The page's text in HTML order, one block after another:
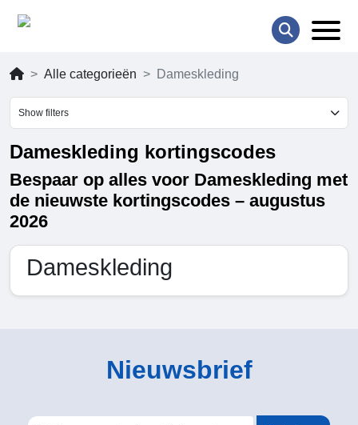
Alle categorieën Dameskleding
Show filters
Dameskleding kortingscodes
Bespaar op alles voor Dameskleding met
de nieuwste kortingscodes – augustus
2026
Dameskleding
Nieuwsbrief